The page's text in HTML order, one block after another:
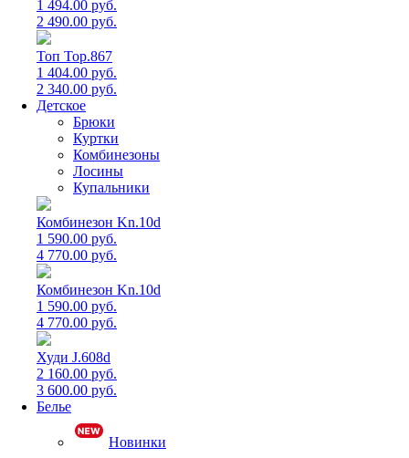
1 494.00 руб.
2 490.00 руб.
Топ Top.867
1 404.00 руб.
2 340.00 руб.
Детское
Брюки
Куртки
Комбинезоны
Лосины
Купальники
Комбинезон Kn.10d
1 590.00 руб.
4 770.00 руб.
Комбинезон Kn.10d
1 590.00 руб.
4 770.00 руб.
Худи J.608d
2 160.00 руб.
3 600.00 руб.
Белье
Новинки